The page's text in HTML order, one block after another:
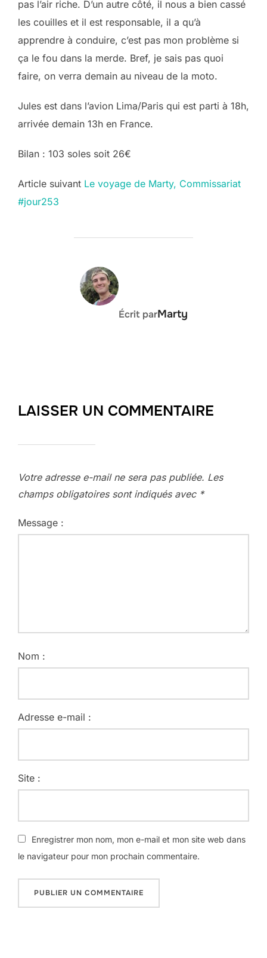
pas l’air riche. D’un autre côté, il nous a bien cassé
les couilles et il est responsable, il a qu’à
apprendre à conduire, c’est pas mon problème si
ça le fou dans la merde. Bref, je sais pas quoi
faire, on verra demain au niveau de la moto.
Jules est dans l’avion Lima/Paris qui est parti à 18h,
arrivée demain 13h en France.
Bilan : 103 soles soit 26€
Post
navigation
Article suivant Le voyage de Marty, Commissariat
#jour253
AUTEUR DE LA PUBLICATION
Écrit parMarty
LAISSER UN COMMENTAIRE
Votre adresse e-mail ne sera pas publiée. Les
champs obligatoires sont indiqués avec *
Message :
Nom :
Adresse e-mail :
Site :
Enregistrer mon nom, mon e-mail et mon site web dans
le navigateur pour mon prochain commentaire.